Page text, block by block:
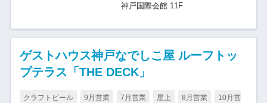
神戸国際会館 11F
ゲストハウス神戸なでしこ屋 ルーフトッ
プテラス「THE DECK」
クラフトビール 9月営業 7月営業 屋上 8月営業 10月営